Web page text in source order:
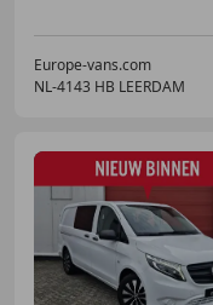
Europe-vans.com
NL-4143 HB LEERDAM